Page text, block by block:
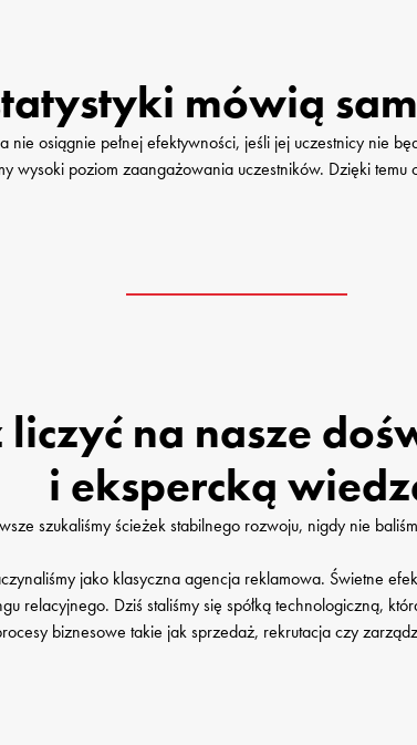
mówią
osiągnie pełnej efektywności, jeśli jej uczestnicy nie
wysoki poziom zaangażowania uczestników. Dzięki temu
liczyć na nasze
i ekspercką
szukaliśmy ścieżek stabilnego rozwoju, nigdy nie
jako klasyczna agencja reklamowa. Świetne
relacyjnego. Dziś staliśmy się spółką technologiczną,
biznesowe takie jak sprzedaż, rekrutacja czy